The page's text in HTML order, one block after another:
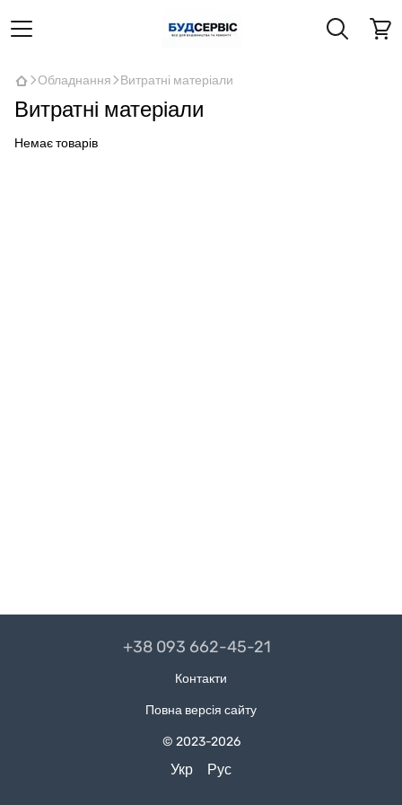
Обладнання Витратні матеріали
Витратні матеріали
Немає товарів
+38 093 662-45-21
Контакти
Повна версія сайту
© 2023-2026
Укр Рус